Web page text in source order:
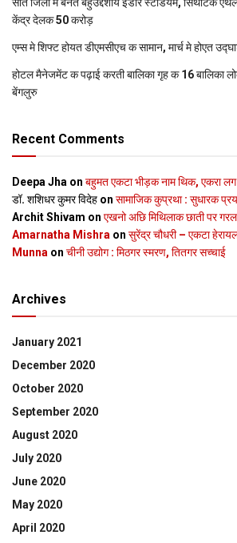
केंद्र देलक 50 करोड़
एम्स मे शिफ्ट होयत डीएमसीएच क सामान, मार्च मे होएत
होटल मैनेजमेंट क पढ़ाई करती बालिका गृह क 16 बालिका
बेंगलुरु
Recent Comments
Deepa Jha on बहुमत एकटा भीड़क नाम थिक, एकरा
डॉ. शशिधर कुमर विदेह on सामाजिक कुप्रथा : सुधारक
Archit Shivam on एखनो अछि मिथिलाक छाती पर
Amarnatha Mishra on सुरेंद्र चौधरी – एकटा
Munna on चीनी उद्योग : मिठगर स्‍मरण, तितगर सच्‍चाई
Archives
January 2021
December 2020
October 2020
September 2020
August 2020
July 2020
June 2020
May 2020
April 2020